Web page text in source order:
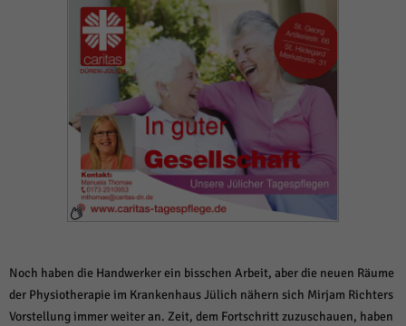
Noch haben die Handwerker ein bisschen Arbeit, aber die neuen Räume
der Physiotherapie im Krankenhaus Jülich nähern sich Mirjam Richters
Vorstellung immer weiter an. Zeit, dem Fortschritt zuzuschauen, haben
Alle akzeptieren Speichern und weiter
Zurück
Datenschutzeinstellungen
Essenziell (1)
Essenzielle Cookies ermöglichen grundlegende Funktionen und sind für die
einwandfreie Funktion der Website erforderlich.
Cookie-Informationen anzeigen
Statistik Cookies erfassen Informationen anonym. Diese Informationen helfen
uns zu verstehen, wie unsere Besucher unsere Website nutzen.
Cookie-Informationen anzeigen